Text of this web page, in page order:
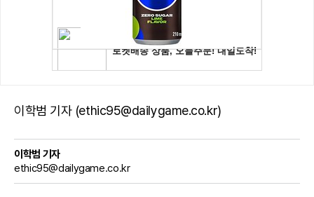
이학범 기자 (ethic95@dailygame.co.kr)
이학범 기자
ethic95@dailygame.co.kr